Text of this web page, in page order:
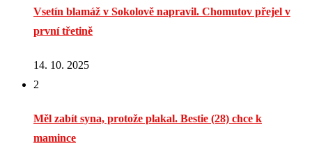
Vsetín blamáž v Sokolově napravil. Chomutov přejel v
první třetině
14. 10. 2025
2
Měl zabít syna, protože plakal. Bestie (28) chce k
mamince